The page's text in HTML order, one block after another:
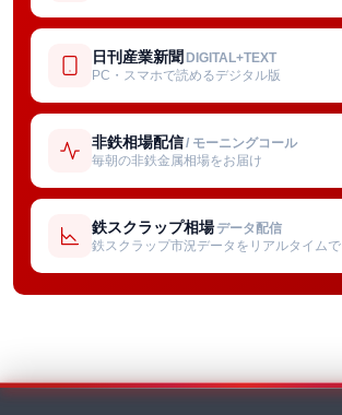
日刊産業新聞 DIGITAL+TEXT
PC・スマホで読めるデジタル版
非鉄相場配信/ モーニングコール
毎朝の非鉄金属相場をお届け
鉄スクラップ相場 データ配信
鉄スクラップ市況データをリアルタイムで